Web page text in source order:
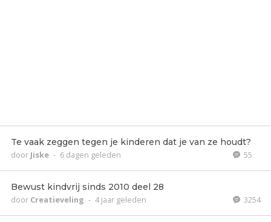
Te vaak zeggen tegen je kinderen dat je van ze houdt?
door Jiske - 6 dagen geleden 55
Bewust kindvrij sinds 2010 deel 28
door Creatieveling - 4 jaar geleden 3254